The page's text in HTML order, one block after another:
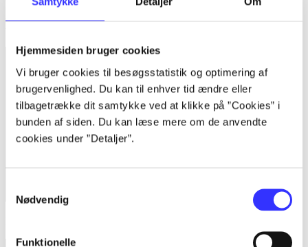
Hjemmesiden bruger cookies
Vi bruger cookies til besøgsstatistik og optimering af
brugervenlighed. Du kan til enhver tid ændre eller
tilbagetrække dit samtykke ved at klikke på ”Cookies” i
bunden af siden. Du kan læse mere om de anvendte
cookies under ”Detaljer”.
Nødvendig
Funktionelle
Minder om